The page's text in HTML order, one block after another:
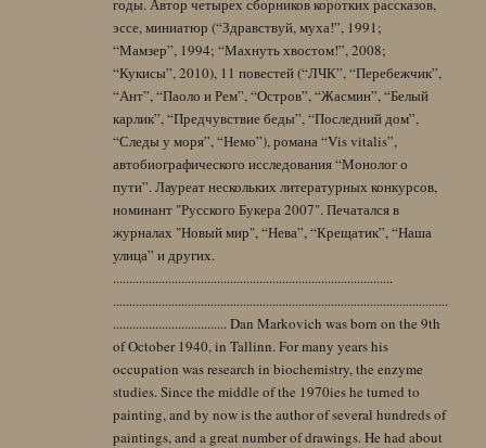
годы. Автор четырех сборников коротких рассказов,
эссе, миниатюр (“Здравствуй, муха!”, 1991;
“Мамзер”, 1994; “Махнуть хвостом!”, 2008;
“Кукисы”, 2010), 11 повестей (“ЛЧК”, “Перебежчик”,
“Ант”, “Паоло и Рем”, “Остров”, “Жасмин”, “Белый
карлик”, “Предчувствие беды”, “Последний дом”,
“Следы у моря”, “Немо”), романа “Vis vitalis”,
автобиографического исследования “Монолог о
пути”. Лауреат нескольких литературных конкурсов,
номинант "Русского Букера 2007". Печатался в
журналах "Новый мир", “Нева”, “Крещатик”, “Наша
улица” и других.
......................................................................................
.......................................................................................................
................................... Dan Markovich was born on the 9th
of October 1940, in Tallinn. For many years his
occupation was research in biochemistry, the enzyme
studies. Since the middle of the 1970ies he turned to
painting, and by now is the author of several hundreds of
paintings, and a great number of drawings. He had about